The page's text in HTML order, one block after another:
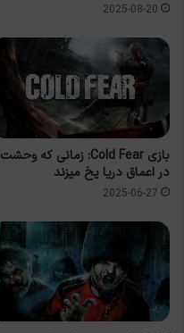
2025-08-20
بازی Cold Fear: زمانی که وحشت
در اعماق دریا یخ میزند
2025-06-27